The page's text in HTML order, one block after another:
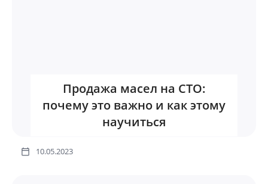
Продажа масел на СТО:
почему это важно и как этому
научиться
10.05.2023